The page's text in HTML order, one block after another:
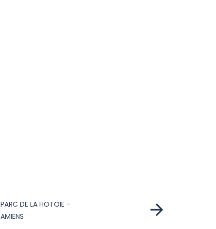
PARC DE LA HOTOIE -
AMIENS